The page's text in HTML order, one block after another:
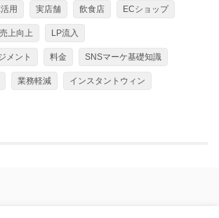
用 実店舗 飲食店 ECショップ
売上向上 LP流入
メント 料金 SNSマーケ基礎知識
業務軽減 インスタントウィン